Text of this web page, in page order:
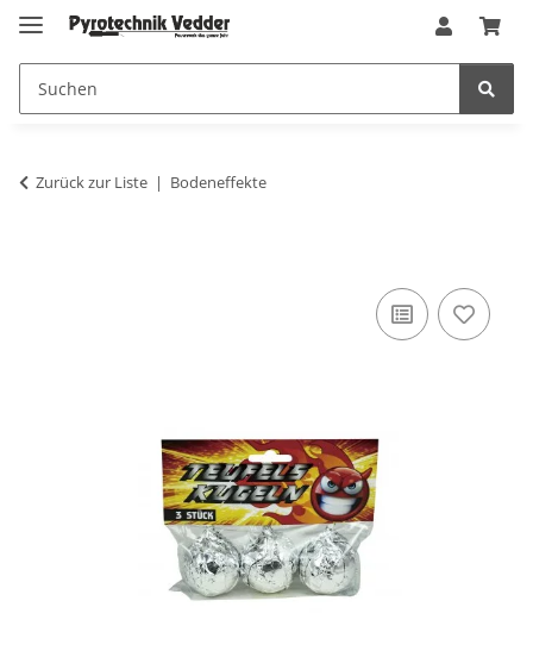
Zurück zur Liste Bodeneffekte